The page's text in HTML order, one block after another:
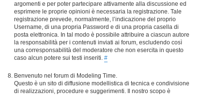
argomenti e per poter partecipare attivamente alla discussione ed
esprimere le proprie opinioni è necessaria la registrazione. Tale
registrazione prevede, normalmente, l’indicazione del proprio
Username, di una propria Password e di una propria casella di
posta elettronica. In tal modo è possibile attribuire a ciascun autore
la responsabilità per i contenuti inviati ai forum, escludendo così
una corresponsabilità del moderatore che non esercita in questo
caso alcun potere sui testi inseriti. #
Benvenuto nel forum di Modeling Time.
Questo è un sito di diffusione modellistica di tecnica e condivisione
di realizzazioni, procedure e suggerimenti. Il nostro scopo è